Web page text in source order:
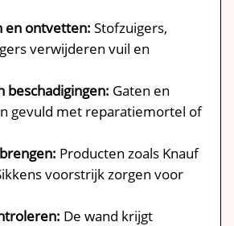
en ontvetten: Stofzuigers,
verwijderen vuil en
beschadigingen: Gaten en
gevuld met reparatiemortel of
Producten zoals Knauf
voorstrijk zorgen voor
De wand krijgt